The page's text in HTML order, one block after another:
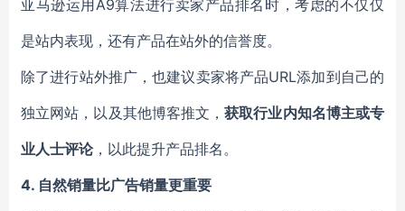
亚马逊运用A9算法进行卖家产品排名时，考虑的不仅仅
是站内表现，还有产品在站外的信誉度。
除了进行站外推广，也建议卖家将产品URL添加到自己的
独立网站，以及其他博客推文，获取行业内知名博主或专
业人士评论，以此提升产品排名。
4. 自然销量比广告销量更重要